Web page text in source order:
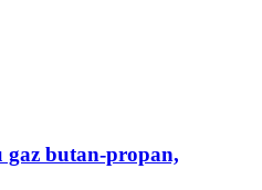
gaz butan-propan,